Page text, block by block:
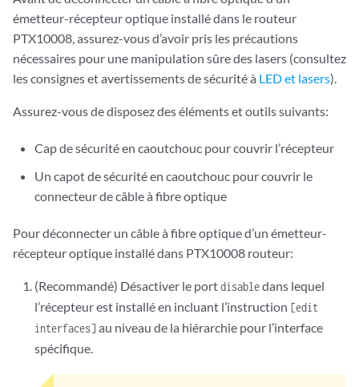
émetteur-récepteur optique installé dans le routeur
PTX10008, assurez-vous d’avoir pris les précautions
nécessaires pour une manipulation sûre des lasers (consultez
les consignes et avertissements de sécurité à LED et lasers).
Assurez-vous de disposez des éléments et outils suivants:
Cap de sécurité en caoutchouc pour couvrir l’récepteur
Un capot de sécurité en caoutchouc pour couvrir le
connecteur de câble à fibre optique
Pour déconnecter un câble à fibre optique d’un émetteur-
récepteur optique installé dans PTX10008 routeur:
(Recommandé) Désactiver le portdisabledans lequel
l’récepteur est installé en incluant l’instruction [edit
interfaces] au niveau de la hiérarchie pour l’interface
spécifique.